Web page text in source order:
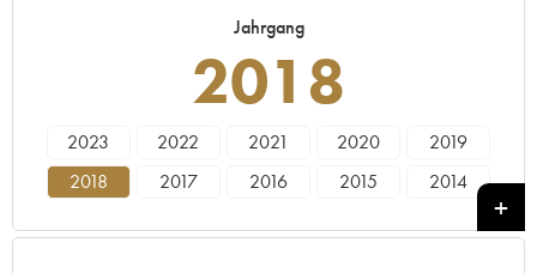
Jahrgang
2018
2023 2022 2021 2020
2019
2018
2017 2016 2015
2014